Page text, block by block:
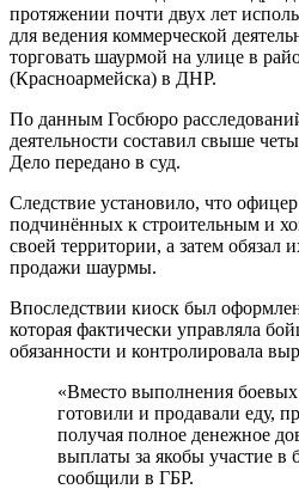
протяжении почти двух лет
для ведения коммерческой
торговать шаурмой на улице в
(Красноармейска) в ДНР.
По данным Госбюро
деятельности составил свыше
Дело передано в суд.
Следствие установило, что
подчинённых к строительным и
своей территории, а затем обязал
продажи шаурмы.
Впоследствии киоск был
которая фактически управляла
обязанности и контролировала
«Вместо выполнения боевых
готовили и продавали еду,
получая полное денежное
выплаты за якобы участие
сообщили в ГБР.